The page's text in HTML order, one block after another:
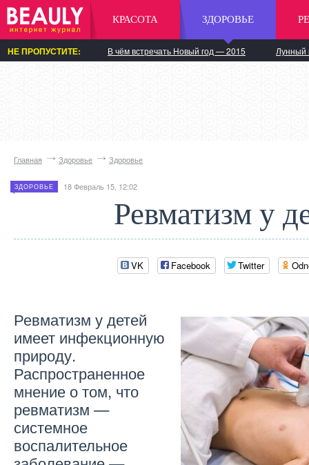
КРАСОТА ЗДОРОВЬЕ
НЕ ПРОПУСТИТЕ: В чём встречать Новый год — 2015 Лунный
Главная Здоровье Здоровье
ЗДОРОВЬЕ 18 Февраль 15, 12:02
Ревматизм у
VK Facebook Twitter
Ревматизм у детей
имеет инфекционную
природу.
Распространенное
мнение о том, что
ревматизм —
системное
воспалительное